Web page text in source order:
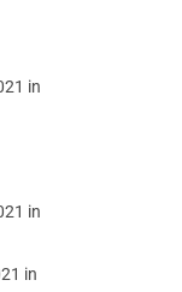
in
in
in